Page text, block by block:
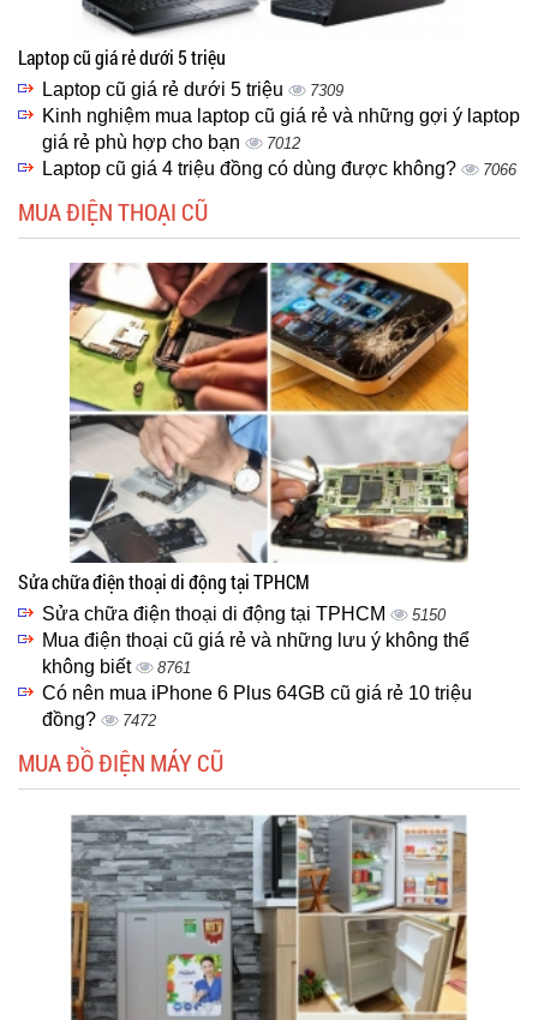
Laptop cũ giá rẻ dưới 5 triệu
Laptop cũ giá rẻ dưới 5 triệu 7309
Kinh nghiệm mua laptop cũ giá rẻ và những gợi ý laptop
giá rẻ phù hợp cho bạn
7012
Laptop cũ giá 4 triệu đồng có dùng được không? 7066
MUA ĐIỆN THOẠI CŨ
Sửa chữa điện thoại di động tại TPHCM
Sửa chữa điện thoại di động tại TPHCM 5150
Mua điện thoại cũ giá rẻ và những lưu ý không thể
không biết
8761
Có nên mua iPhone 6 Plus 64GB cũ giá rẻ 10 triệu
đồng?
7472
MUA ĐỒ ĐIỆN MÁY CŨ